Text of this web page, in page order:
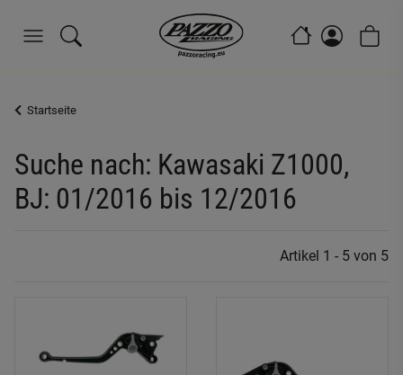
Startseite
Suche nach: Kawasaki Z1000,
BJ: 01/2016 bis 12/2016
Artikel 1 - 5 von 5